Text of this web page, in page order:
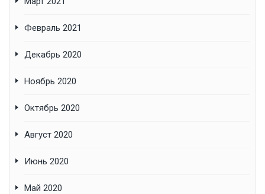
Февраль 2021
Декабрь 2020
Ноябрь 2020
Октябрь 2020
Август 2020
Июнь 2020
Май 2020